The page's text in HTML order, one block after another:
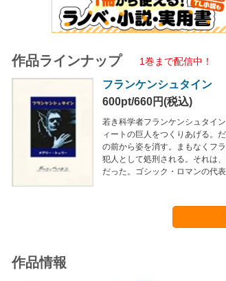
作品ラインナップ 1巻まで配信中！
フランケンシュタイン
600pt/660円(税込)
若き科学者フランケンシュタイ
ィートの巨人をつくりあげる。
の前から姿を消す。まもなくフ
犯人として処刑される。それは
だった。ゴシック・ロマンの代表
作品情報